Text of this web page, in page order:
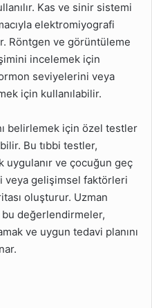
Kas ve sinir sistemi
elektromiyografi
Röntgen ve görüntüleme
incelemek için
seviyelerini veya
için kullanılabilir.
belirlemek için özel testler
Bu tıbbi testler,
uygulanır ve çocuğun geç
veya gelişimsel faktörleri
oluşturur. Uzman
değerlendirmeler,
ve uygun tedavi planını